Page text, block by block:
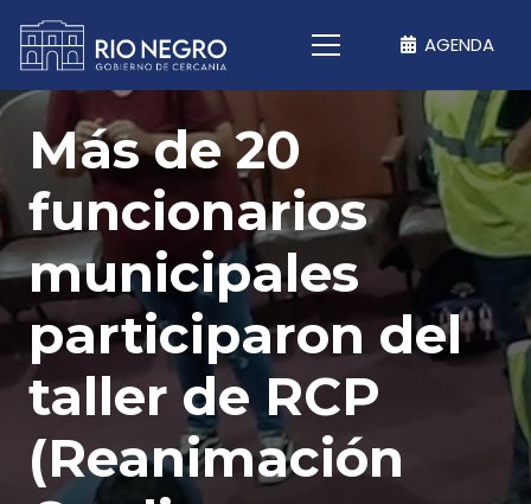
AGENDA
Más de 20
funcionarios
municipales
participaron del
taller de RCP
(Reanimación